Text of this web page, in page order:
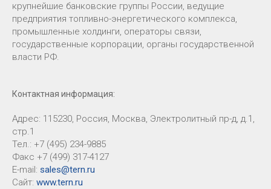
крупнейшие банковские группы России, ведущие
предприятия топливно-энергетического комплекса,
промышленные холдинги, операторы связи,
государственные корпорации, органы государственной
власти РФ.
Контактная информация:
Адрес: 115230, Россия, Москва, Электролитный пр-д, д.1,
стр.1
Тел.: +7 (495) 234-9885
Факс +7 (499) 317-4127
E-mail: sales@tern.ru
Cайт: www.tern.ru